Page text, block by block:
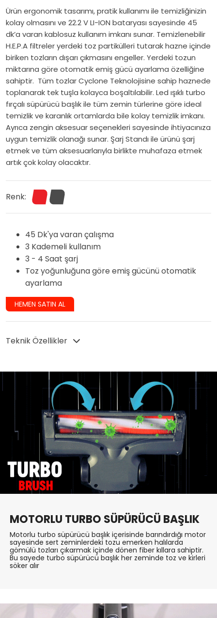
Ürün ergonomik tasarımı, pratik kullanımı ile temizliğinizin
kolay olmasını ve 22.2 V LI-ION bataryası sayesinde 45
dk’a varan kablosuz kullanım imkanı sunar. Temizlenebilir
H.E.P.A filtreler yerdeki toz partikülleri tutarak hazne içinde
biriken tozların dışarı çıkmasını engeller. Yerdeki tozun
miktarına göre otomatik emiş gücü ayarlama özelliğine
sahiptir. Tüm tozlar Cyclone Teknolojisine sahip haznede
toplanarak tek tuşla kolayca boşaltılabilir. Led ışıklı turbo
fırçalı süpürücü başlık ile tüm zemin türlerine göre ideal
temizlik ve karanlık ortamlarda bile kolay temizlik imkanı.
Ayrıca zengin aksesuar seçenekleri sayesinde ihtiyacınıza
uygun temizlik olanağı sunar. Şarj Standı ile ürünü şarj
etmek ve tüm aksesuarlarıyla birlikte muhafaza etmek
artık çok kolay olacaktır.
Renk:
45 Dk'ya varan çalışma
3 Kademeli kullanım
3 - 4 Saat şarj
Toz yoğunluğuna göre emiş gücünü otomatik
ayarlama
HEMEN SATIN AL
Teknik Özellikler
MOTORLU TURBO SÜPÜRÜCÜ BAŞLIK
Motorlu turbo süpürücü başlık içerisinde barındırdığı motor
sayesinde sert zeminlerdeki tozu emerken halılarda
gömülü tozları çıkarmak içinde dönen fiber kıllara sahiptir.
Bu sayede turbo süpürücü başlık her zeminde toz ve kirleri
söker alır